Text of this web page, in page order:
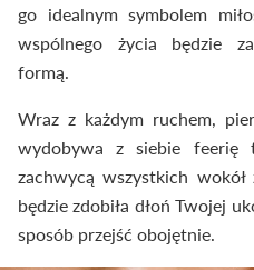
go idealnym symbolem
wspólnego życia będzie
formą.
Wraz z każdym ruchem,
wydobywa z siebie feerię
zachwycą wszystkich
będzie zdobiła dłoń Twojej
sposób przejść obojętnie.